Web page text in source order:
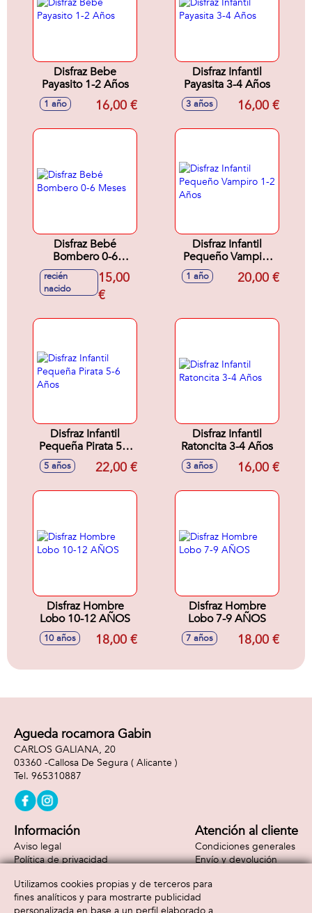
Disfraz Bebe
Payasito 1-2 Años
1 año 16,00 €
Disfraz Infantil
Payasita 3-4 Años
3 años 16,00 €
Disfraz Bebé
Bombero 0-6
Meses
recién
nacido
15,00
€
Disfraz Infantil
Pequeño Vampiro
1-2 Años
1 año 20,00 €
Disfraz Infantil
Pequeña Pirata 5-6
Años
5 años 22,00 €
Disfraz Infantil
Ratoncita 3-4 Años
3 años 16,00 €
Disfraz Hombre
Lobo 10-12 AÑOS
10 años 18,00 €
Disfraz Hombre
Lobo 7-9 AÑOS
7 años 18,00 €
Agueda rocamora Gabin
CARLOS GALIANA, 20
03360 -Callosa De Segura ( Alicante )
965310887
Información
Aviso legal
Política de privacidad
Atención al cliente
Condiciones generales
Envío y devolución
Formas de pago
Utilizamos cookies propias y de terceros para
fines analíticos y para mostrarte publicidad